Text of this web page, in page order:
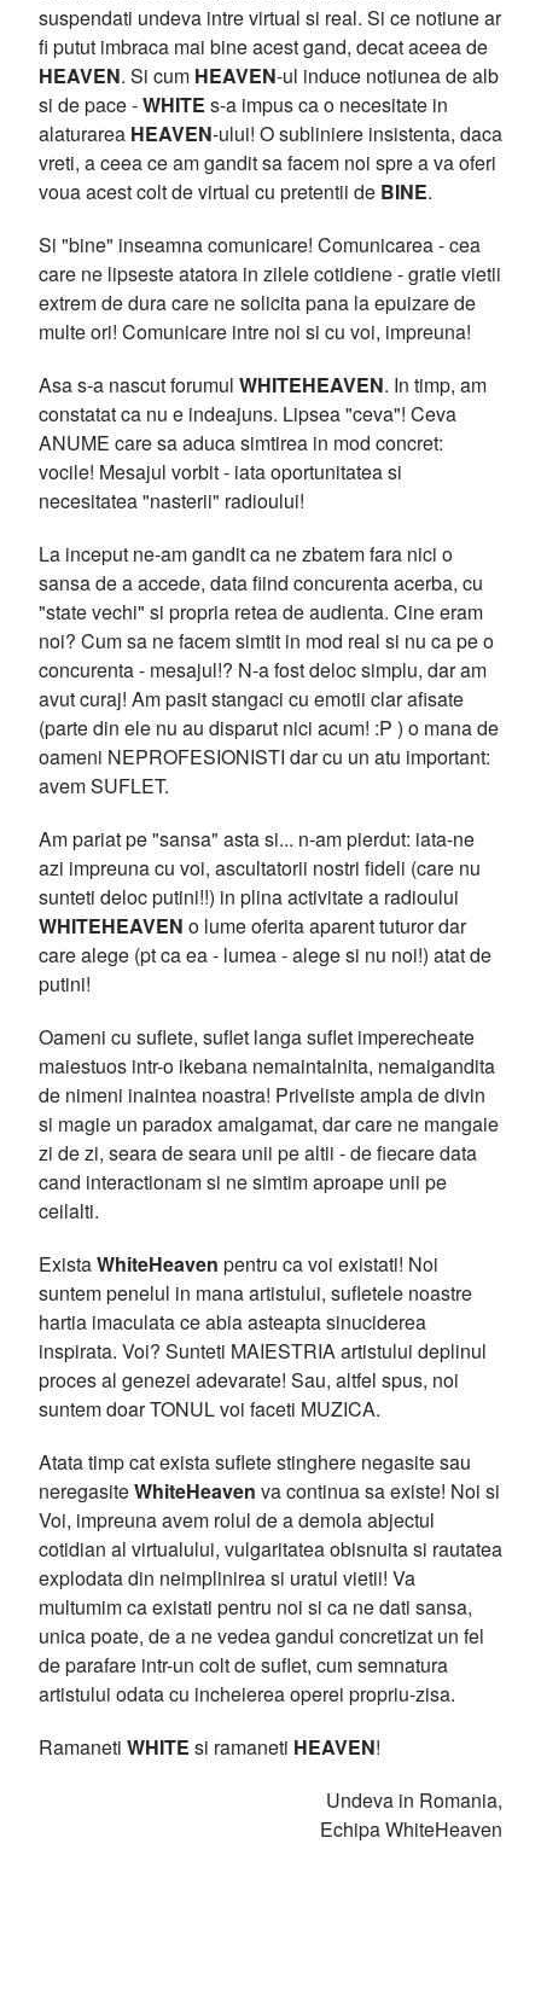
suspendati undeva intre virtual si real. Si ce notiune ar
fi putut imbraca mai bine acest gand, decat aceea de
HEAVEN. Si cum HEAVEN-ul induce notiunea de alb
si de pace -WHITE s-a impus ca o necesitate in
alaturarea HEAVEN-ului! O subliniere insistenta, daca
vreti, a ceea ce am gandit sa facem noi spre a va oferi
voua acest colt de virtual cu pretentii de BINE.
Si "bine" inseamna comunicare! Comunicarea - cea
care ne lipseste atatora in zilele cotidiene - gratie vietii
extrem de dura care ne solicita pana la epuizare de
multe ori! Comunicare intre noi si cu voi, impreuna!
Asa s-a nascut forumul WHITEHEAVEN. In timp, am
constatat ca nu e indeajuns. Lipsea "ceva"! Ceva
ANUME care sa aduca simtirea in mod concret:
vocile! Mesajul vorbit - iata oportunitatea si
necesitatea "nasterii" radioului!
La inceput ne-am gandit ca ne zbatem fara nici o
sansa de a accede, data fiind concurenta acerba, cu
"state vechi" si propria retea de audienta. Cine eram
noi? Cum sa ne facem simtit in mod real si nu ca pe o
concurenta - mesajul!? N-a fost deloc simplu, dar am
avut curaj! Am pasit stangaci cu emotii clar afisate
(parte din ele nu au disparut nici acum! :P ) o mana de
oameni NEPROFESIONISTI dar cu un atu important:
avem SUFLET.
Am pariat pe "sansa" asta si... n-am pierdut: iata-ne
azi impreuna cu voi, ascultatorii nostri fideli (care nu
sunteti deloc putini!!) in plina activitate a radioului
WHITEHEAVEN o lume oferita aparent tuturor dar
care alege (pt ca ea - lumea - alege si nu noi!) atat de
putini!
Oameni cu suflete, suflet langa suflet imperecheate
maiestuos intr-o ikebana nemaintalnita, nemaigandita
de nimeni inaintea noastra! Priveliste ampla de divin
si magie un paradox amalgamat, dar care ne mangaie
zi de zi, seara de seara unii pe altii - de fiecare data
cand interactionam si ne simtim aproape unii pe
ceilalti.
ExistaWhiteHeaven pentru ca voi existati! Noi
suntem penelul in mana artistului, sufletele noastre
hartia imaculata ce abia asteapta sinuciderea
inspirata. Voi? Sunteti MAIESTRIA artistului deplinul
proces al genezei adevarate! Sau, altfel spus, noi
suntem doar TONUL voi faceti MUZICA.
Atata timp cat exista suflete stinghere negasite sau
neregasiteWhiteHeaven va continua sa existe! Noi si
Voi, impreuna avem rolul de a demola abjectul
cotidian al virtualului, vulgaritatea obisnuita si rautatea
explodata din neimplinirea si uratul vietii! Va
multumim ca existati pentru noi si ca ne dati sansa,
unica poate, de a ne vedea gandul concretizat un fel
de parafare intr-un colt de suflet, cum semnatura
artistului odata cu incheierea operei propriu-zisa.
Ramaneti WHITE si ramaneti HEAVEN!
Undeva in Romania,
Echipa WhiteHeaven